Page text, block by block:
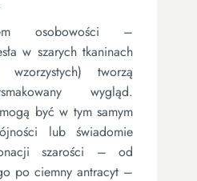
osobowości –
w szarych tkaninach
tworzą
wygląd.
być w tym samym
lub świadomie
szarości – od
po ciemny antracyt –